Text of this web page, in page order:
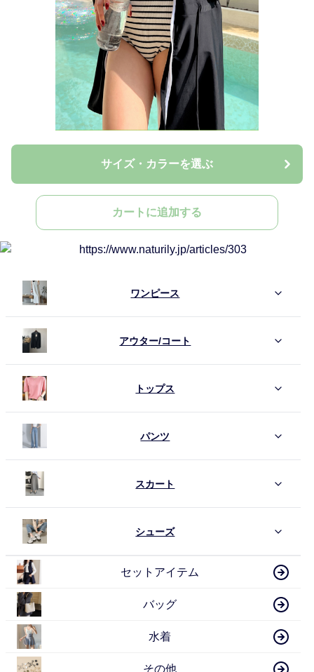
サイズ・カラーを選ぶ
カートに追加する
ワンピース
アウター/コート
トップス
パンツ
スカート
シューズ
セットアイテム
バッグ
水着
その他